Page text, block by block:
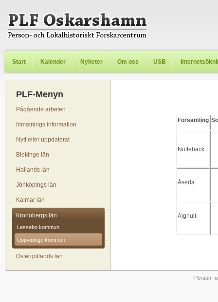
Start Kalender Nyheter Om oss USB
PLF-Menyn
Pågående arbeten
Inmatnings information
Nytt eller uppdaterat
Blekinge län
Hallands län
Jönköpings län
Kalmar län
Kronobergs län
Lessebo kommun
Uppvidinge kommun
Östergötlands län
Församling
Nottebäck
Åseda
Älghult
Person-